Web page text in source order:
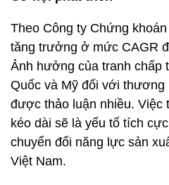
Theo Công ty Chứng
tăng trưởng ở mức CAGR
Ảnh hưởng của tranh chấp
Quốc và Mỹ đối với thương
được thảo luận nhiều. Việc
kéo dài sẽ là yếu tố tích
chuyển đổi năng lực sản
Việt Nam.